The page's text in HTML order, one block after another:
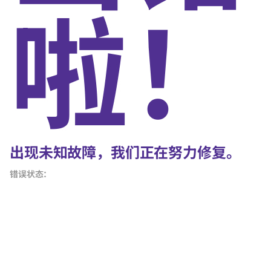
啦！
出现未知故障，我们正在努力修复。
错误状态：